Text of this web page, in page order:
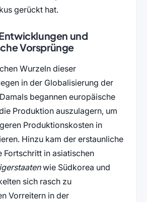
gerückt hat.
und
Vorsprünge
Wurzeln dieser
in der Globalisierung der
begannen europäische
Produktion auszulagern, um
Produktionskosten in
Hinzu kam der erstaunliche
Fortschritt in asiatischen
wie Südkorea und
sich rasch zu
Vorreitern in der